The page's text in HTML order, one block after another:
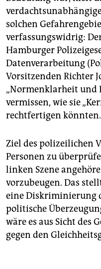
solchen
verfassungswidrig:
Hamburger
Datenverarbeitung
Vorsitzenden Richter
„Normenklarheit und
vermissen, wie sie
rechtfertigen könnten.
Ziel des polizeilichen
Personen zu
linken Szene
vorzubeugen. Das
eine Diskriminierung
politische
wäre es aus Sicht des
gegen den